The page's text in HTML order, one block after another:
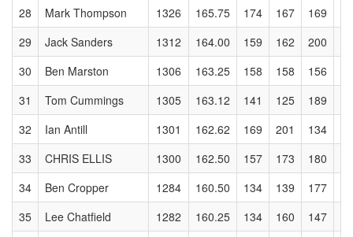
28
Mark Thompson 1326 165.75 174 167 169
29
Jack Sanders 1312 164.00 159 162 200
30
Ben Marston 1306 163.25 158 158 156
31
Tom Cummings 1305 163.12 141 125 189
32
Ian Antill 1301 162.62 169 201 134
33
CHRIS ELLIS 1300 162.50 157 173 180
34
Ben Cropper 1284 160.50 134 139 177
35
Lee Chatfield 1282 160.25 134 160 147